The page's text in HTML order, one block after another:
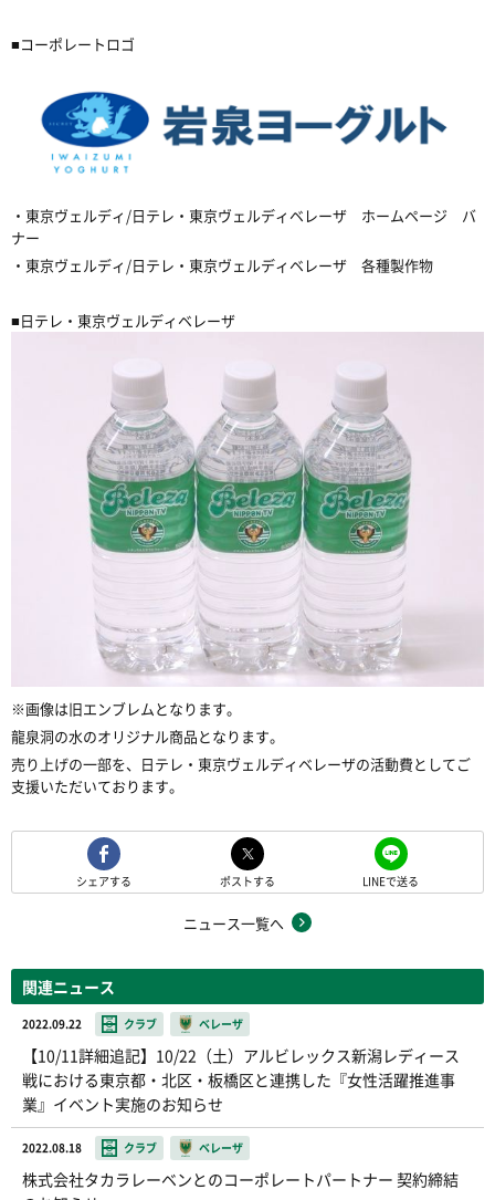
■コーポレートロゴ
・東京ヴェルディ/日テレ・東京ヴェルディベレーザ ホームページ バ
ナー
・東京ヴェルディ/日テレ・東京ヴェルディベレーザ 各種製作物
■日テレ・東京ヴェルディベレーザ
※画像は旧エンブレムとなります。
龍泉洞の水のオリジナル商品となります。
売り上げの一部を、日テレ・東京ヴェルディベレーザの活動費としてご
支援いただいております。
シェアする ポストする LINEで送る
ニュース一覧へ
関連ニュース
2022.09.22 クラブ ベレーザ
【10/11詳細追記】10/22（土）アルビレックス新潟レディース
戦における東京都・北区・板橋区と連携した『女性活躍推進事
業』イベント実施のお知らせ
2022.08.18 クラブ ベレーザ
株式会社タカラレーベンとのコーポレートパートナー 契約締結